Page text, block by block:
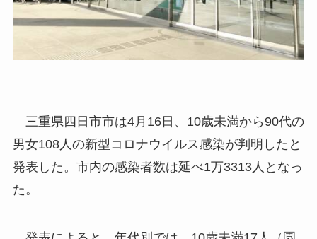
三重県四日市市は4月16日、10歳未満から90代の
男女108人の新型コロナウイルス感染が判明したと
発表した。市内の感染者数は延べ1万3313人となっ
た。